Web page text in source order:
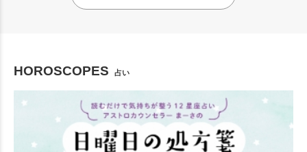
HOROSCOPES 占い